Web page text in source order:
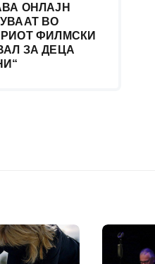
ОНЛАЈН
ВО
ФИЛМСКИ
ЗА ДЕЦА